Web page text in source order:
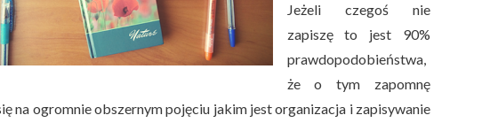
Jeżeli czegoś nie
zapiszę to jest 90%
prawdopodobieństwa,
że o tym zapomnę
na ogromnie obszernym pojęciu jakim jest organizacja i zapisywanie